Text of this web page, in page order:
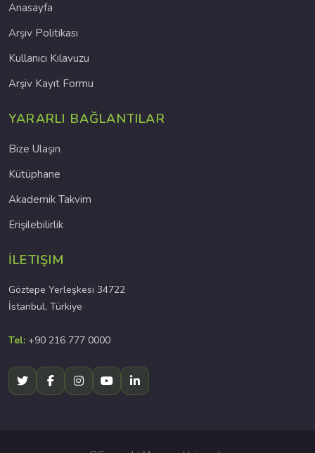
Anasayfa
Arşiv Politikası
Kullanıcı Kılavuzu
Arşiv Kayıt Formu
YARARLI BAĞLANTILAR
Bize Ulaşın
Kütüphane
Akademik Takvim
Erişilebilirlik
İLETIŞIM
Göztepe Yerleşkesi 34722
İstanbul, Türkiye
Tel: +90 216 777 0000